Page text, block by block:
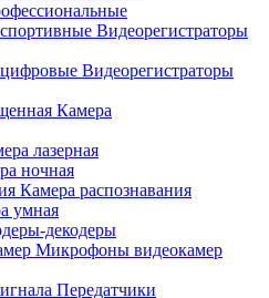
Видеорегистраторы
Видеорегистраторы
Камера
лазерная
ночная
Камера распознавания
умная
декодеры
Микрофоны видеокамер
Передатчики